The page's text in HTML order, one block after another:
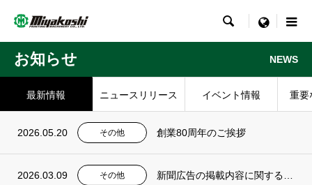
 menu
お知らせ NEWS
最新情報 ニュースリリース イベント情報 重要
2026.05.20 その他 創業80周年のご挨拶
2026.03.09 その他